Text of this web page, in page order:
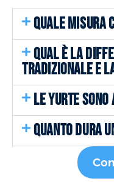
QUALE MISURA
QUAL È LA
TRADIZIONALE E
LE YURTE
QUANTO DURA